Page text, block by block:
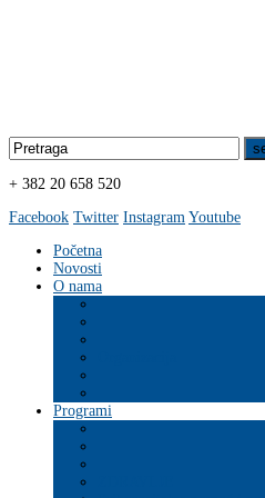
+ 382 20 658 520
Facebook Twitter Instagram Youtube
Početna
Novosti
O nama
Programi